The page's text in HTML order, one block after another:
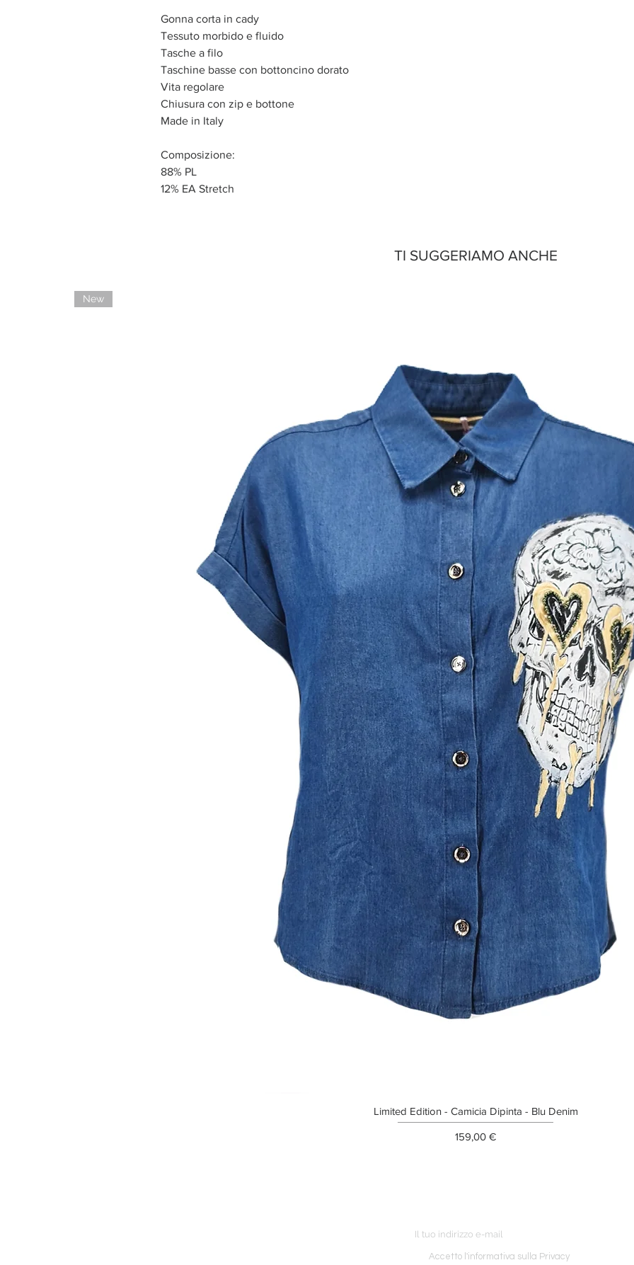
Gonna corta in cady
Tessuto morbido e fluido
Tasche a filo
Taschine basse con bottoncino dorato
Vita regolare
Chiusura con zip e bottone
Made in Italy
Composizione:
88% PL
12% EA Stretch
TI SUGGERIAMO ANCHE
New
Limited Edition - Camicia Dipinta - Blu Denim
Prezzo
159,00 €
Accetto l'informativa sulla Privacy